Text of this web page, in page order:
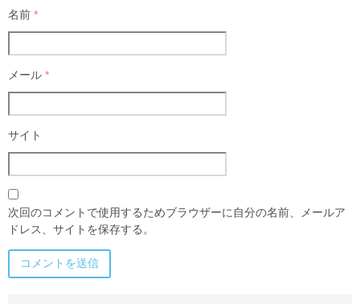
名前 *
メール *
サイト
次回のコメントで使用するためブラウザーに自分の名前、メールア
ドレス、サイトを保存する。